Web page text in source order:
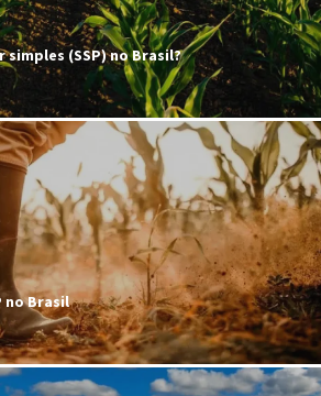
(SSP) no Brasil?
no Brasil